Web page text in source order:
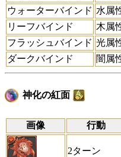
ウォーターバインド 水属
リーフバインド
木属
フラッシュバインド 光属
ダークバインド
闇属
神化の紅面
画像 行動
2ターン